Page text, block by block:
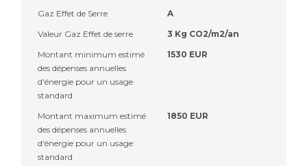
Gaz Effet de Serre
A
Valeur Gaz Effet de serre
3 Kg CO2/m2/an
Montant minimum estimé
des dépenses annuelles
d'énergie pour un usage
standard
1530 EUR
Montant maximum estimé
des dépenses annuelles
d'énergie pour un usage
standard
1850 EUR